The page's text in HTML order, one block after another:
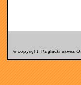
© copyright: Kuglački savez